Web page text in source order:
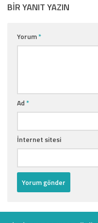
BIR YANIT YAZIN
Yorum*
Ad*
İnternet sitesi